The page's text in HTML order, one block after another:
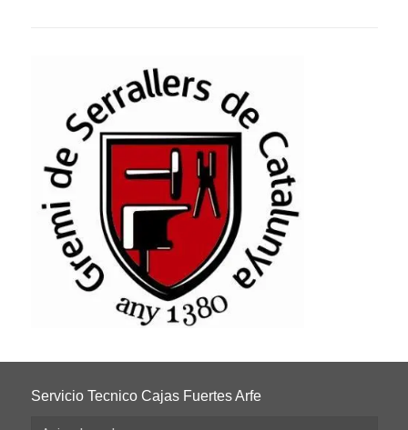
Servicio Tecnico Cajas Fuertes Arfe